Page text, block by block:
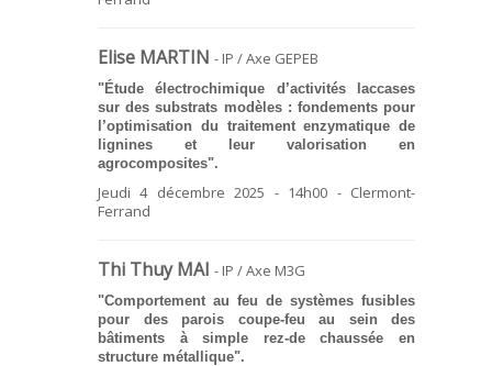
Elise MARTIN - IP / Axe GEPEB
"Étude électrochimique d’activités laccases
sur des substrats modèles : fondements pour
l’optimisation du traitement enzymatique de
lignines et leur valorisation en
agrocomposites".
Jeudi 4 décembre 2025 - 14h00 - Clermont-
Ferrand
Thi Thuy MAI - IP / Axe M3G
"Comportement au feu de systèmes fusibles
pour des parois coupe-feu au sein des
bâtiments à simple rez-de chaussée en
structure métallique".